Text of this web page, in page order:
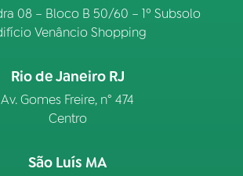
08 – Bloco B 50/60 – 1º Subsolo
Venâncio Shopping
Rio de Janeiro RJ
Av. Gomes Freire, n° 474
Centro
São Luís MA